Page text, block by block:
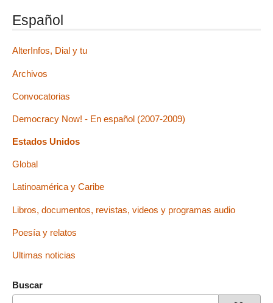
Español
AlterInfos, Dial y tu
Archivos
Convocatorias
Democracy Now! - En español (2007-2009)
Estados Unidos
Global
Latinoamérica y Caribe
Libros, documentos, revistas, videos y programas audio
Poesía y relatos
Ultimas noticias
Buscar